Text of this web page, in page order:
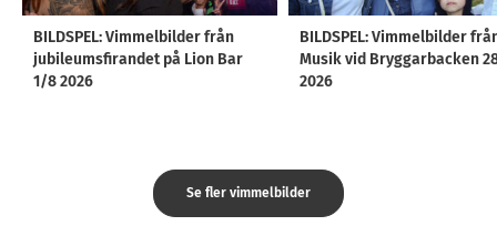
BILDSPEL: Vimmelbilder från
jubileumsfirandet på Lion Bar
1/8 2026
BILDSPEL: Vimmelbilder
Musik vid Bryggarbacken
2026
Se fler vimmelbilder